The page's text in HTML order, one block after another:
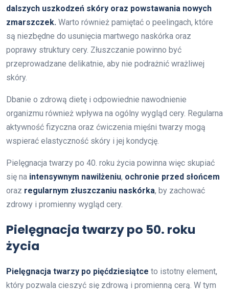
dalszych uszkodzeń skóry oraz powstawania nowych
zmarszczek. Warto również pamiętać o peelingach, które
są niezbędne do usunięcia martwego naskórka oraz
poprawy struktury cery. Złuszczanie powinno być
przeprowadzane delikatnie, aby nie podrażnić wrażliwej
skóry.
Dbanie o zdrową dietę i odpowiednie nawodnienie
organizmu również wpływa na ogólny wygląd cery. Regularna
aktywność fizyczna oraz ćwiczenia mięśni twarzy mogą
wspierać elastyczność skóry i jej kondycję.
Pielęgnacja twarzy po 40. roku życia powinna więc skupiać
się na intensywnym nawilżeniu, ochronie przed słońcem
oraz regularnym złuszczaniu naskórka, by zachować
zdrowy i promienny wygląd cery.
Pielęgnacja twarzy po 50. roku
życia
Pielęgnacja twarzy po pięćdziesiątce to istotny element,
który pozwala cieszyć się zdrową i promienną cerą. W tym